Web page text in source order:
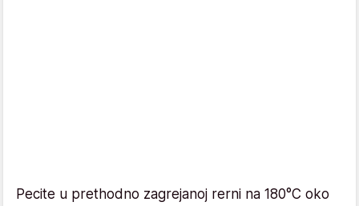
Pecite u prethodno zagrejanoj rerni na 180°C oko